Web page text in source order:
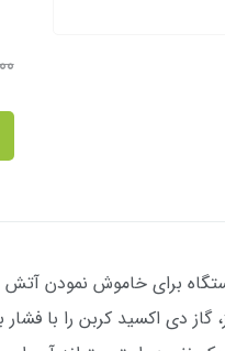
برای خاموش نمودن